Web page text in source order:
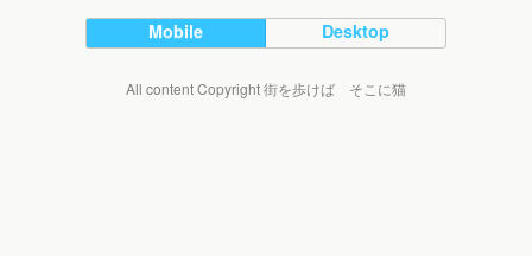
Mobile Desktop
All content Copyright 街を歩けば そこに猫